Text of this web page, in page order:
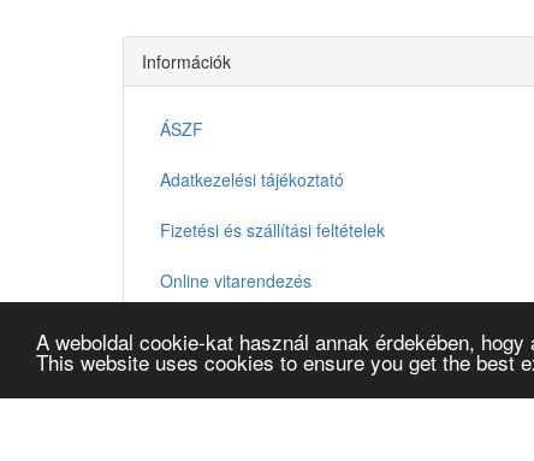
A weboldal cookie-kat használ annak érdekében,
This website uses cookies to ensure you get the best
Információk
ÁSZF
Adatkezelési tájékoztató
Fizetési és szállítási feltételek
Online vitarendezés
Kapcsolat